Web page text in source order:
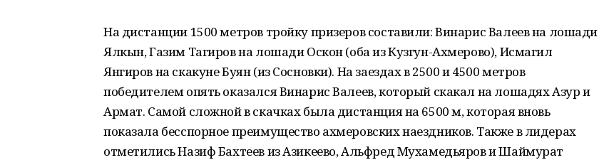
На дистанции 1500 метров тройку призеров составили: Винарис Валеев на лошади
Ялкын, Газим Тагиров на лошади Оскон (оба из Кузгун-Ахмерово), Исмагил
Янгиров на скакуне Буян (из Сосновки). На заездах в 2500 и 4500 метров
победителем опять оказался Винарис Валеев, который скакал на лошадях Азур и
Армат. Самой сложной в скачках была дистанция на 6500 м, которая вновь
показала бесспорное преимущество ахмеровских наездников. Также в лидерах
отметились Назиф Бахтеев из Азикеево, Альфред Мухамедьяров и Шаймурат